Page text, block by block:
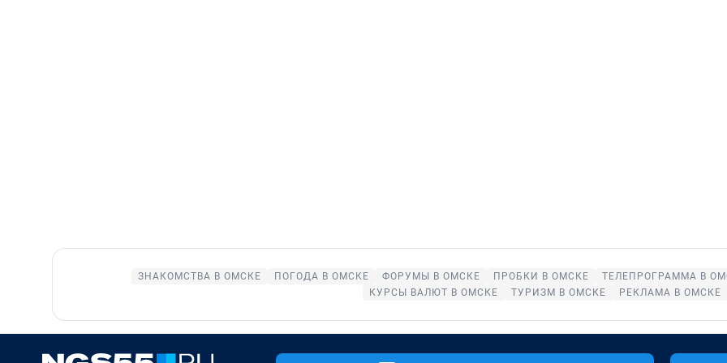
ЗНАКОМСТВА В ОМСКЕ ПОГОДА В ОМСКЕ ФОРУМЫ В ОМСКЕ ПРОБКИ В ОМСКЕ
ТЕЛЕПРОГРАММА В
КУРСЫ ВАЛЮТ В ОМСКЕ
ТУРИЗМ В ОМСКЕ РЕКЛАМА В ОМСКЕ